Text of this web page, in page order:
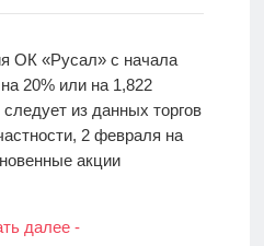
ОК «Русал» с начала
20% или на 1,822
из данных торгов
2 февраля на
акции
далее -